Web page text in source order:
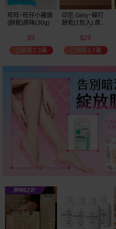
明月豆腐~豆腐餅
乾(150g) 款式可
120
已銷售8,042
韓國 LOTTE 樂天
~BINCH巧克力／
款式可選
$54
已銷售8,818